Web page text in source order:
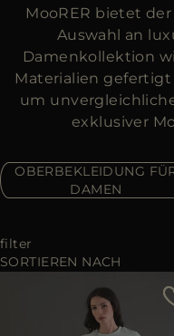
US
JP
AU
FR
GB
MooRER bietet
Auswahl an
Damenkollektion
Materialien
um
exklusiver
OBERBEKLEIDUNG
DAMEN
filter
SORTIEREN NACH
Preis - niedrig zu hoch